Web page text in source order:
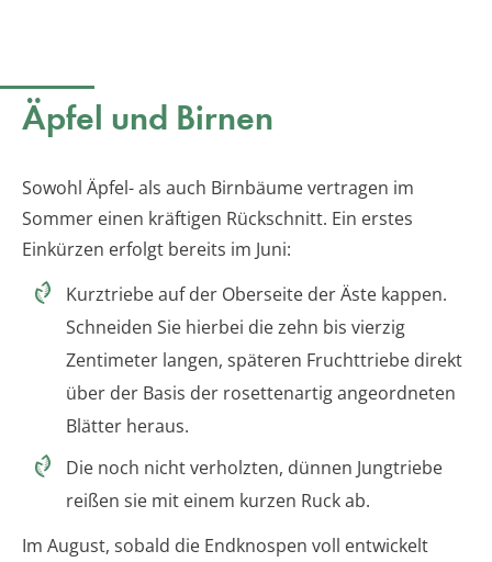
Äpfel und Birnen
Sowohl Äpfel- als auch Birnbäume vertragen im
Sommer einen kräftigen Rückschnitt. Ein erstes
Einkürzen erfolgt bereits im Juni:
Kurztriebe auf der Oberseite der Äste kappen.
Schneiden Sie hierbei die zehn bis vierzig
Zentimeter langen, späteren Fruchttriebe direkt
über der Basis der rosettenartig angeordneten
Blätter heraus.
Die noch nicht verholzten, dünnen Jungtriebe
reißen sie mit einem kurzen Ruck ab.
Im August, sobald die Endknospen voll entwickelt